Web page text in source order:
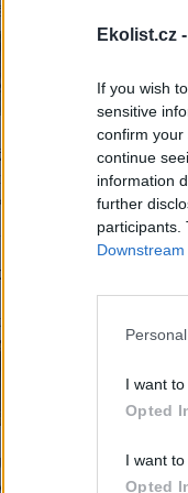
Ekolist.cz -
If you wish
sensitive
confirm your
continue
information
further
participants.
I want
Opted
I want
Opted
příroda
Plch
má u
či silně ohrožené
zástupcem
jedinečný.
šaty, je čas
divočina
unikátní místa,
se skrývají opravdové